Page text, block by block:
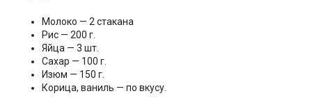
Молоко — 2 стакана
Рис — 200 г.
Яйца — 3 шт.
Сахар — 100 г.
Изюм — 150 г.
Корица, ваниль — по вкусу.